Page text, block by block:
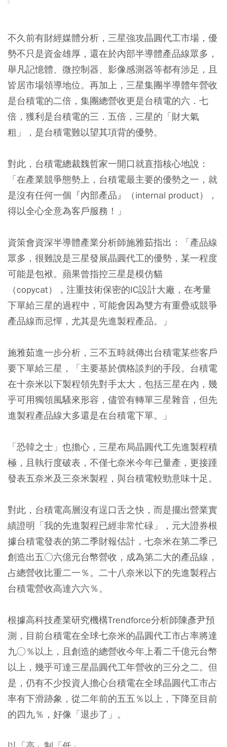
不久前有財經媒體分析，三星強攻晶圓代工市場，優
勢不只是資金雄厚，還在於內部半導體產品線眾多，
舉凡記憶體、微控制器、影像感測器等都有涉足，且
皆居市場領導地位。再加上，三星集團半導體年營收
是台積電的二倍，集團總營收更是台積電的六．七
倍，獲利是台積電的三．五倍，三星的「財大氣
粗」，是台積電難以望其項背的優勢。
對此，台積電總裁魏哲家一開口就直指核心地說：
「在產業競爭態勢上，台積電最主要的優勢之一，就
是沒有任何一個『內部產品』（internal product），
得以全心全意為客戶服務！」
資策會資深半導體產業分析師施雅茹指出：「產品線
眾多，很難說是三星發展晶圓代工的優勢，某一程度
可能是包袱。蘋果曾指控三星是模仿貓
（copycat），注重技術保密的IC設計大廠，在考量
下單給三星的過程中，可能會因為雙方有重疊或競爭
產品線而忌憚，尤其是先進製程產品。」
施雅茹進一步分析，三不五時就傳出台積電某些客戶
要下單給三星，「主要基於價格談判的手段。台積電
在十奈米以下製程領先對手太大，包括三星在內，幾
乎可用獨領風騷來形容，儘管有轉單三星雜音，但先
進製程產品線大多還是在台積電下單。」
「恐韓之士」也擔心，三星布局晶圓代工先進製程積
極，且執行度破表，不僅七奈米今年已量產，更接踵
發表五奈米及三奈米製程，與台積電較勁意味十足。
對此，台積電高層沒有逞口舌之快，而是擺出營業實
績證明「我的先進製程已經非常忙碌」，元大證券根
據台積電發表的第二季財報估計，七奈米在第二季已
創造出五○六億元台幣營收，成為第二大的產品線，
占總營收比重二一％。二十八奈米以下的先進製程占
台積電營收高達六六％。
根據高科技產業研究機構Trendforce分析師陳彥尹預
測，目前台積電在全球七奈米的晶圓代工市占率將達
九○％以上，且創造的總營收今年上看二千億元台幣
以上，幾乎可達三星晶圓代工年營收的三分之二。但
是，仍有不少投資人擔心台積電在全球晶圓代工市占
率有下滑跡象，從二年前的五五％以上，下降至目前
的四九％，好像「退步了」。